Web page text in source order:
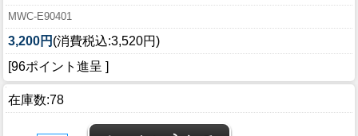
MWC-E90401
3,200円 (消費税込:3,520円)
[96ポイント進呈 ]
在庫数:78